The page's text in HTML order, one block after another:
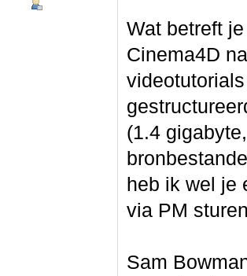
Wat betreft
Cinema4D
(1.4
heb ik wel je
via PM
Sam